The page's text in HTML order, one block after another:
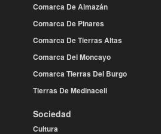
Comarca De Almazán
Comarca De Pinares
Comarca De Tierras Altas
Comarca Del Moncayo
Comarca Tierras Del Burgo
Tierras De Medinaceli
Sociedad
Cultura